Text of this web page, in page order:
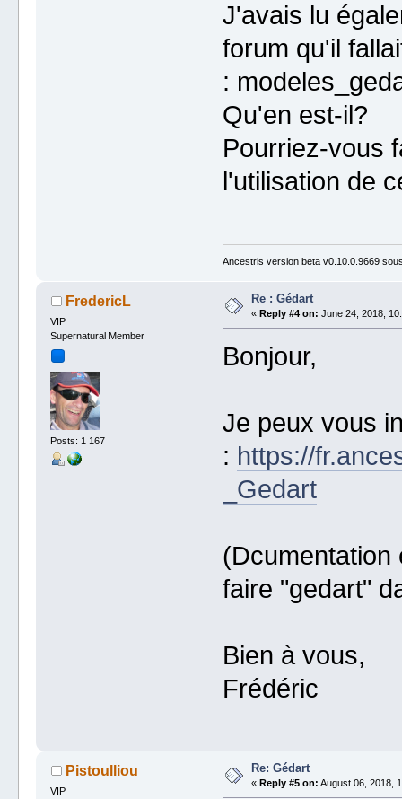
J'avais lu
forum qu'il
:
Qu'en est-il?
Pourriez-vous
l'utilisation de
Ancestris version beta v0.10.0.9669
FredericL
VIP
Supernatural Member
Posts: 1 167
Re : Gédart
«Reply #4 on: June 24, 2018,
Bonjour,
Je peux vous
: https://
_Gedart
(Dcumentation
faire "gedart"
Bien à vous,
Frédéric
Pistoulliou
VIP
Re: Gédart
«Reply #5 on: August 06, 2018,